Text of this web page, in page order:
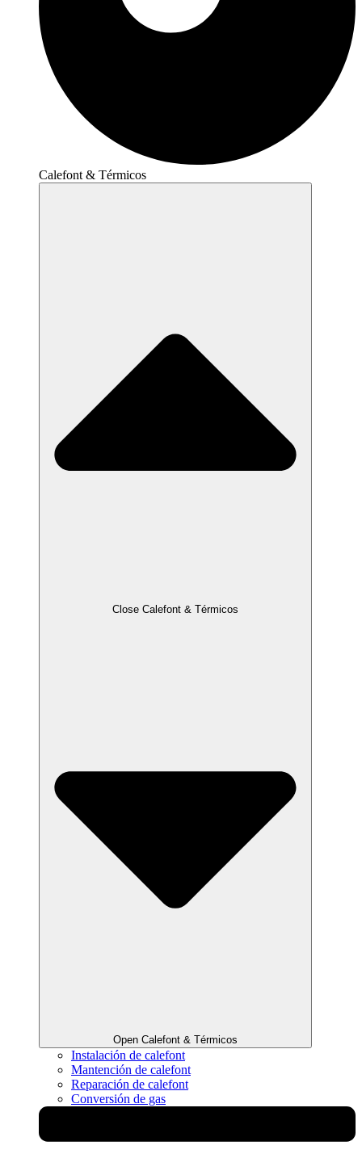
Calefont & Térmicos
Close Calefont & Térmicos
Open Calefont & Térmicos
Instalación de calefont
Mantención de calefont
Reparación de calefont
Conversión de gas